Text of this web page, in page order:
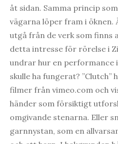
åt sidan. Samma princip
vägarna löper fram i öknen.
utgå från de verk som finns
detta intresse för rörelse i
undrar hur en performance
skulle ha fungerat? ”Clutch”
filmer från vimeo.com och
händer som försiktigt
omgivande stenarna. Eller
garnnystan, som en